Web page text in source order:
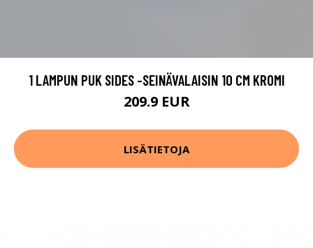
1 LAMPUN PUK SIDES -SEINÄVALAISIN 10 CM KROMI
209.9 EUR
LISÄTIETOJA